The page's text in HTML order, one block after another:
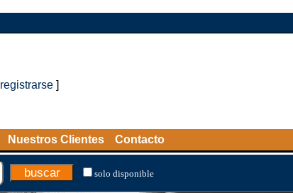
registrarse]
Nuestros Clientes Contacto
solo disponible